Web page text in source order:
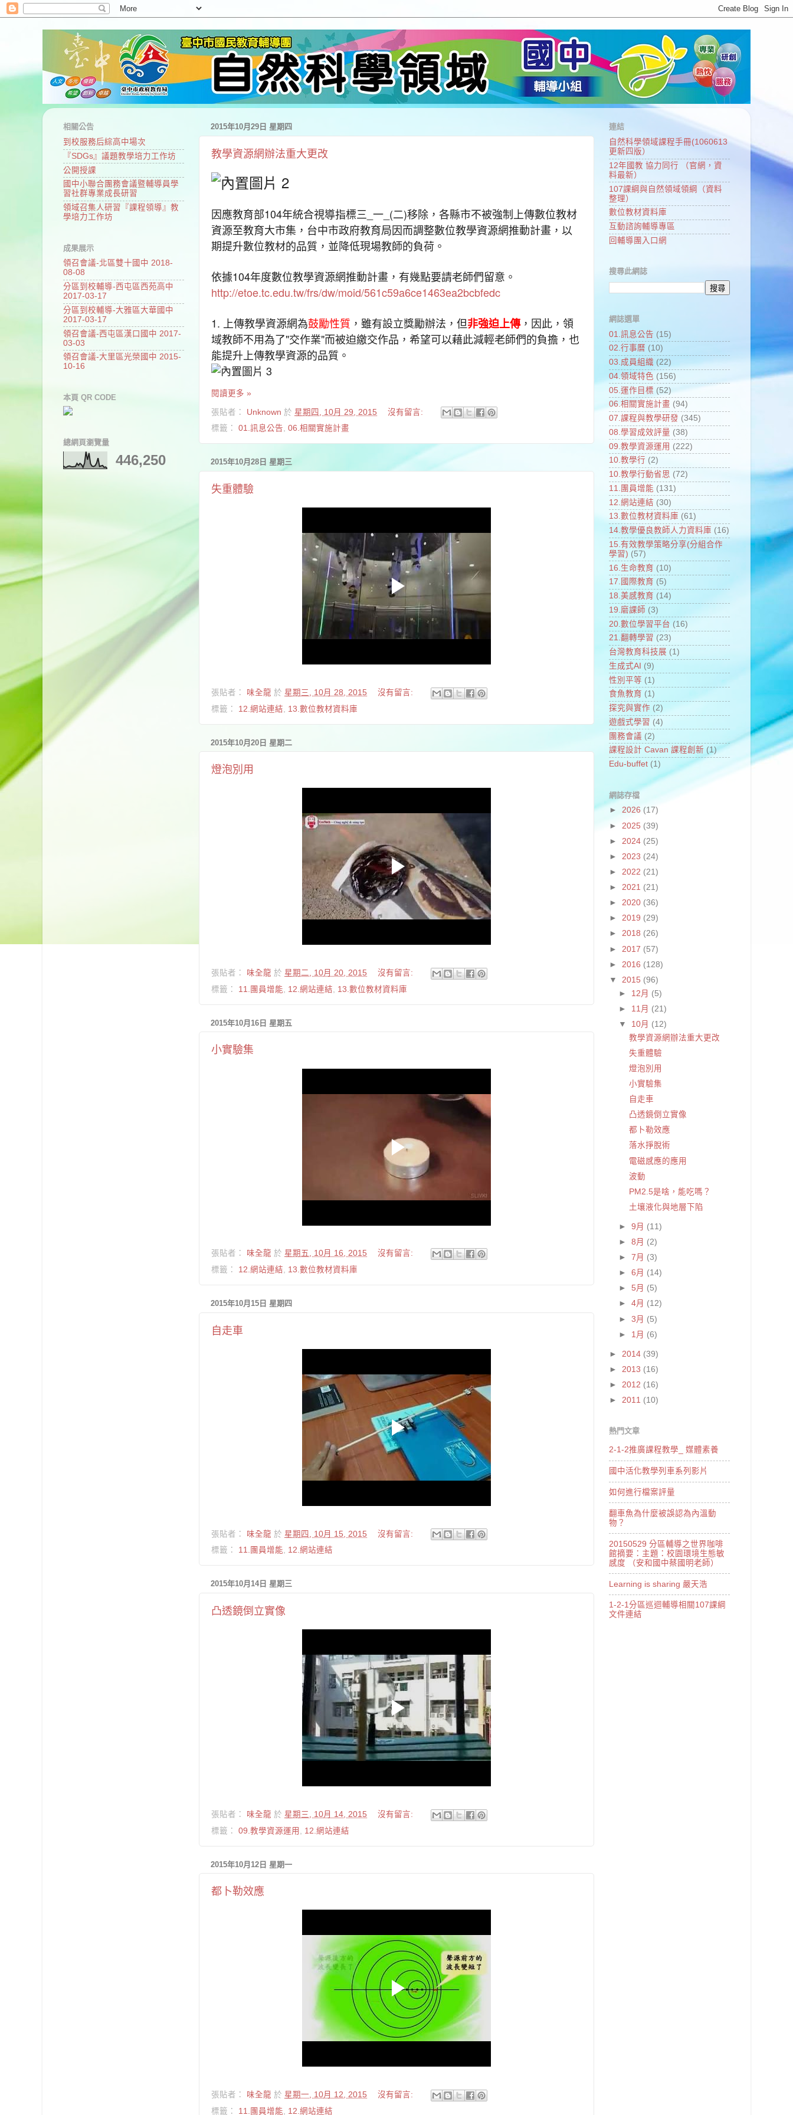
2015年10月29日 星期四
教學資源網辦法重大更改
因應教育部104年統合視導指標三_一_(二)移除， 各縣市不被強制上傳數位教材
資源至教育大市集， 台中市政府教育局因而調整數位教學資源網推動計畫， 以
期提升數位教材的品質，並降低現場教師的負荷。
依據104年度數位教學資源網推動計畫，有幾點要請老師們留意。
http://etoe.tc.edu.tw/frs/dw/moid/561c59a6ce1463ea2bcbfedc
1. 上傳教學資源網為鼓勵性質 ，雖有設立獎勵辦法，但非強迫上傳 ， 因此，領
域教師不用為了"交作業"而被迫繳交作品，希望可以藉此減輕老師們的負擔，也
能提升上傳教學資源的品質。
閱讀更多 »
張貼者： Unknown 於 星期四, 10月 29, 2015
沒有留言:
標籤： 01.訊息公告, 06.相關實施計畫
2015年10月28日 星期三
失重體驗
張貼者： 味全龍 於 星期三, 10月 28, 2015
沒有留言:
標籤： 12.網站連結 13.數位教材資料庫
2015年10月20日 星期二
燈泡別用
張貼者： 味全龍 於 星期二, 10月 20, 2015
沒有留言:
標籤： 11.團員增能 12.網站連結 13.數位教材資料庫
2015年10月16日 星期五
小實驗集
張貼者： 味全龍 於 星期五, 10月 16, 2015
沒有留言:
標籤： 12.網站連結, 13.數位教材資料庫
2015年10月15日 星期四
自走車
張貼者： 味全龍 於 星期四, 10月 15, 2015
沒有留言:
標籤： 11.團員增能, 12.網站連結
2015年10月14日 星期三
凸透鏡倒立實像
張貼者： 味全龍 於 星期三, 10月 14, 2015
沒有留言:
標籤： 09.教學資源運用 12.網站連結
2015年10月12日 星期一
都卜勒效應
張貼者： 味全龍 於 星期一, 10月 12, 2015
沒有留言:
標籤： 11.團員增能 12.網站連結
相關公告
到校服務后綜高中場次
『SDGs』議題教學培力工作坊
公開授課
國中小聯合團務會議暨輔導員學
習社群專業成長研習
領域召集人研習『課程領導』教
學培力工作坊
成果展示
領召會議-北區雙十國中 2018-
08-08
分區到校輔導-西屯區西苑高中
2017-03-17
分區到校輔導-大雅區大華國中
2017-03-17
領召會議-西屯區漢口國中 2017-
03-03
領召會議-大里區光榮國中 2015-
10-16
本頁 QR CODE
總網頁瀏覽量
446,250
連結
自然科學領域課程手冊(1060613
更新四版）
12年國教 協力同行 （官網，資
料最新）
107課綱與自然領域領綱（資料
整理）
數位教材資料庫
互動諮詢輔導專區
回輔導團入口網
搜尋此網誌
網誌選單
01.訊息公告 (15)
02.行事曆 (10)
03.成員組織 (22)
04.領域特色 (156)
05.運作目標 (52)
06.相關實施計畫 (94)
07.課程與教學研發 (345)
08.學習成效評量 (38)
09.教學資源運用 (222)
10.教學行 (2)
10.教學行動省思 (72)
11.團員增能 (131)
12.網站連結 (30)
13.數位教材資料庫 (61)
14.教學優良教師人力資料庫 (16)
15.有效教學策略分享(分組合作
學習) (57)
16.生命教育 (10)
17.國際教育 (5)
18.美感教育 (14)
19.磨課師 (3)
20.數位學習平台 (16)
21.翻轉學習 (23)
台灣教育科技展 (1)
生成式AI (9)
性別平等 (1)
食魚教育 (1)
探究與實作 (2)
遊戲式學習 (4)
團務會議 (2)
課程設計 Cavan 課程創新 (1)
Edu-buffet (1)
網誌存檔
► 2026 (17)
► 2025 (39)
► 2024 (25)
► 2023 (24)
► 2022 (21)
► 2021 (21)
► 2020 (36)
► 2019 (29)
► 2018 (26)
► 2017 (57)
► 2016 (128)
▼ 2015 (96)
► 12月 (5)
► 11月 (21)
▼ 10月 (12)
教學資源網辦法重大更改
失重體驗
燈泡別用
小實驗集
自走車
凸透鏡倒立實像
都卜勒效應
落水掙脫術
電磁感應的應用
波動
PM2.5是啥，能吃嗎？
土壤液化與地層下陷
►9月 (11)
►8月 (2)
►7月 (3)
►6月 (14)
► 5月 (5)
►4月 (12)
►3月 (5)
► 1月 (6)
► 2014 (39)
► 2013 (16)
► 2012 (16)
► 2011 (10)
熱門文章
2-1-2推廣課程教學_ 媒體素養
國中活化教學列車系列影片
如何進行檔案評量
翻車魚為什麼被誤認為內溫動
物？
20150529 分區輔導之世界咖啡
館摘要：主題：校園環境生態敏
感度 （安和國中蔡國明老師）
Learning is sharing 嚴天浩
1-2-1分區巡迴輔導相關107課綱
文件連結